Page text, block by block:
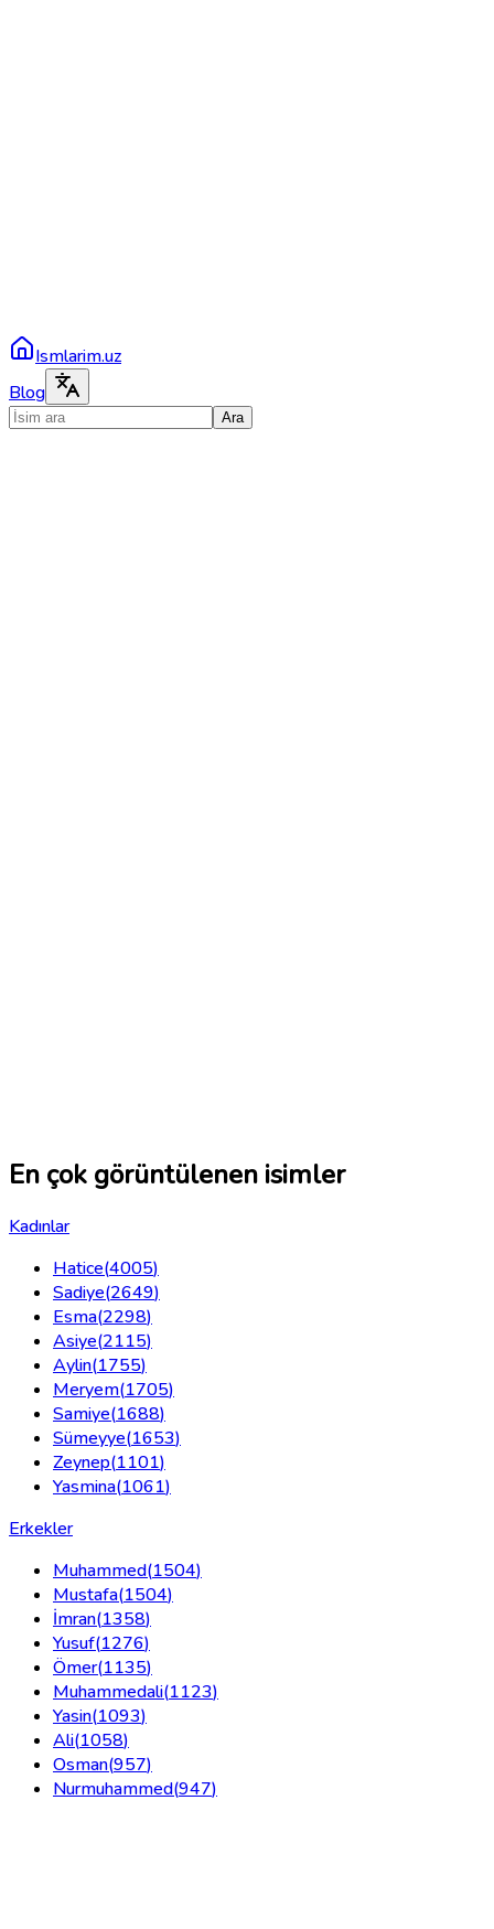
Ismlarim.uz
Blog
Ara
En çok görüntülenen isimler
Kadınlar
Hatice(4005)
Sadiye(2649)
Esma(2298)
Asiye(2115)
Aylin(1755)
Meryem(1705)
Samiye(1688)
Sümeyye(1653)
Zeynep(1101)
Yasmina(1061)
Erkekler
Muhammed(1504)
Mustafa(1504)
İmran(1358)
Yusuf(1276)
Ömer(1135)
Muhammedali(1123)
Yasin(1093)
Ali(1058)
Osman(957)
Nurmuhammed(947)